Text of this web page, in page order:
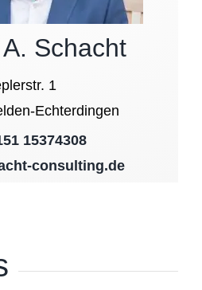
Schacht
1
Echterdingen
15374308
consulting.de